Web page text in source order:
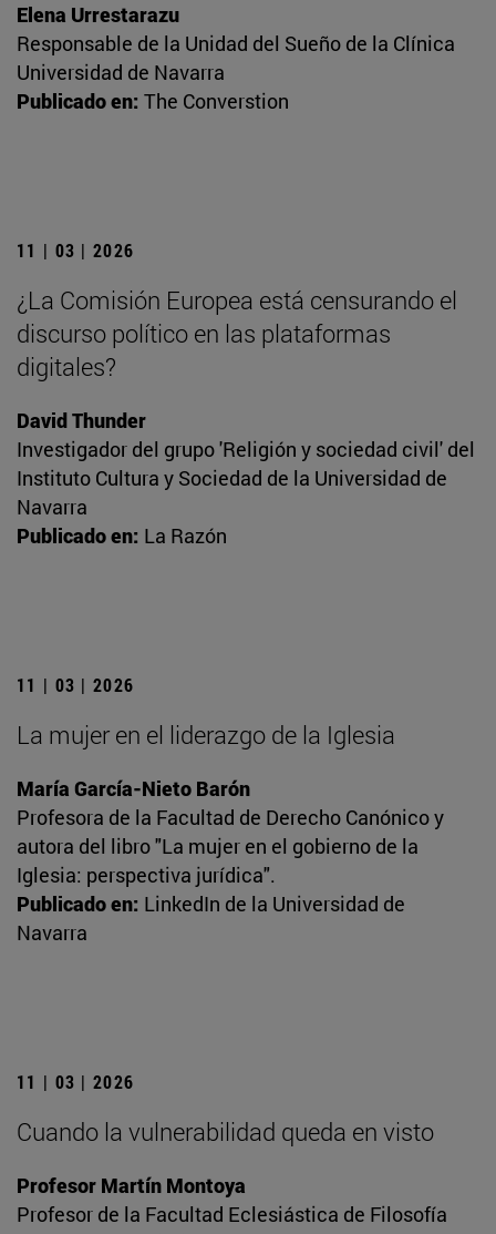
Elena Urrestarazu
Responsable de la Unidad del Sueño de la Clínica
Universidad de Navarra
Publicado en: The Converstion
11 | 03 | 2026
¿La Comisión Europea está censurando el
discurso político en las plataformas
digitales?
David Thunder
Investigador del grupo 'Religión y sociedad civil' del
Instituto Cultura y Sociedad de la Universidad de
Navarra
Publicado en: La Razón
11 | 03 | 2026
La mujer en el liderazgo de la Iglesia
María García-Nieto Barón
Profesora de la Facultad de Derecho Canónico y
autora del libro "La mujer en el gobierno de la
Iglesia: perspectiva jurídica".
Publicado en: LinkedIn de la Universidad de
Navarra
11 | 03 | 2026
Cuando la vulnerabilidad queda en visto
Profesor Martín Montoya
Profesor de la Facultad Eclesiástica de Filosofía